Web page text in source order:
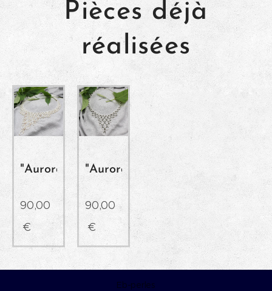
Pièces déjà
réalisées
"Aurora"
90,00
€
"Aurora"
90,00
€
Eb-perles